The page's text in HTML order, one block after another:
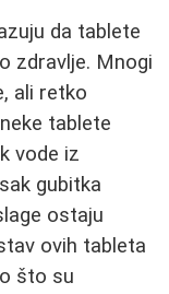
da tablete
zdravlje. Mnogi
ali retko
tablete
vode iz
gubitka
ostaju
ovih tableta
što su